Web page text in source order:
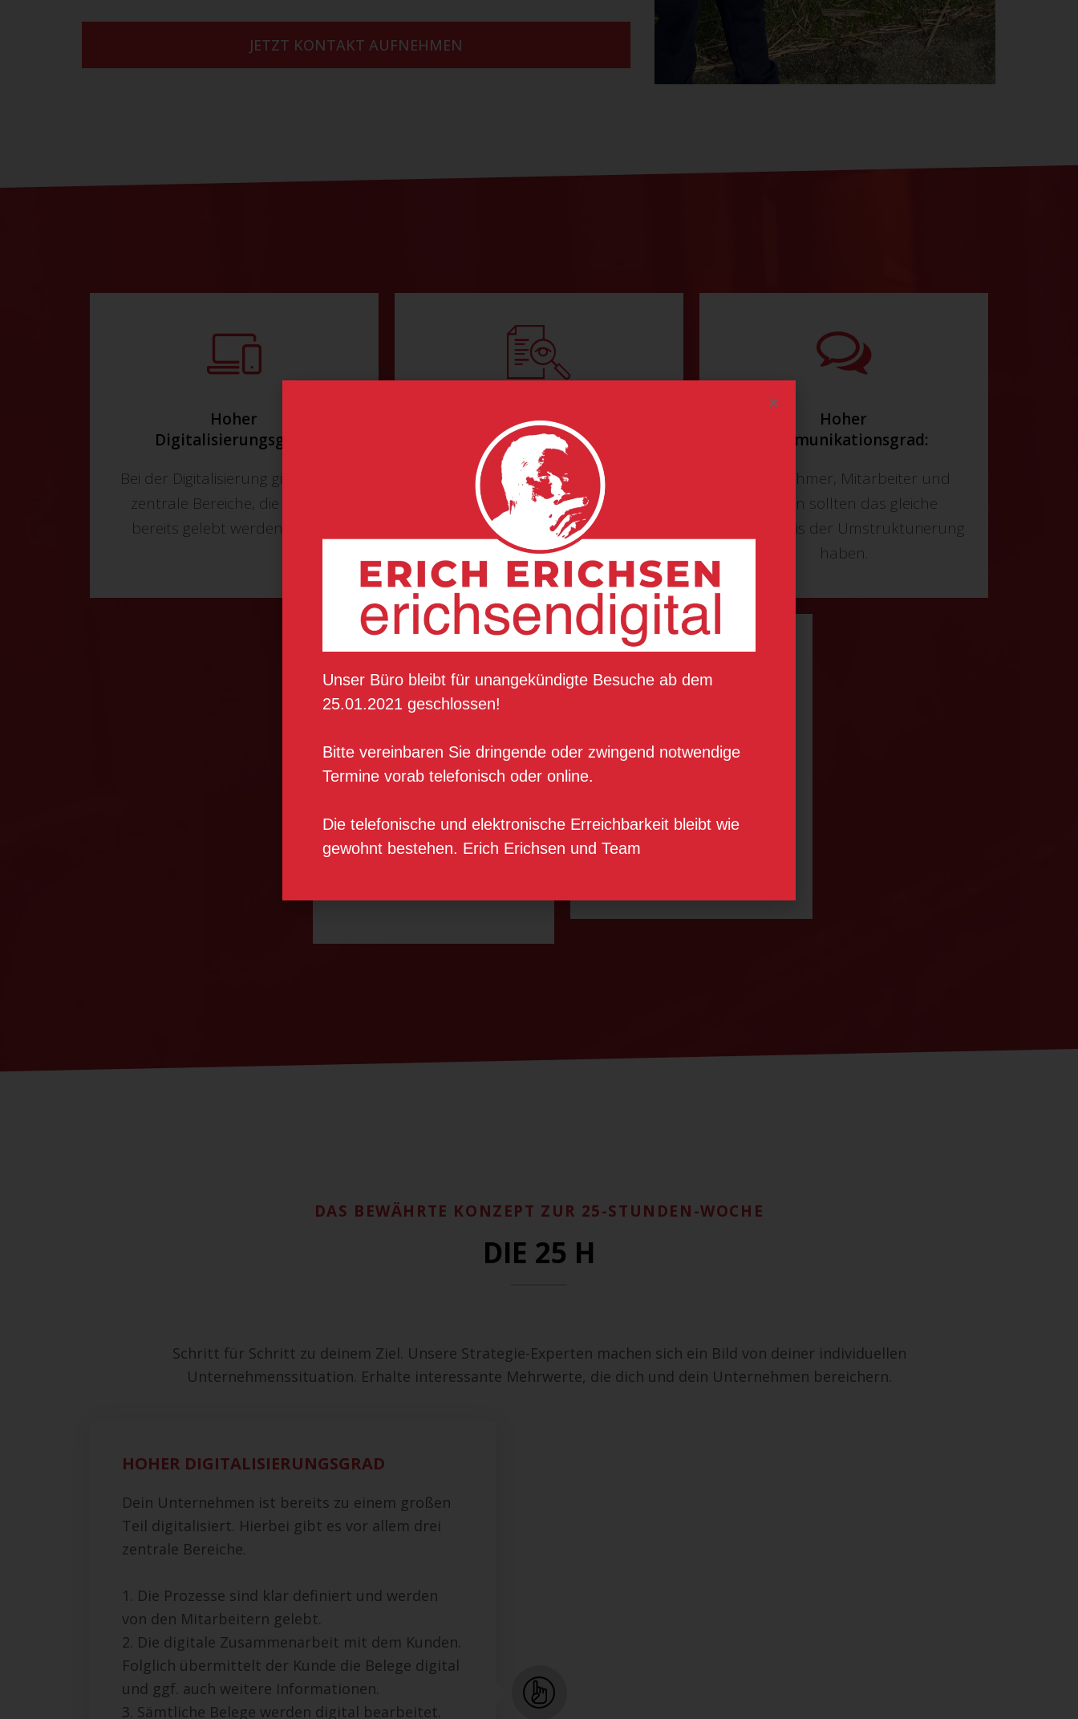
JETZT KONTAKT AUFNEHMEN
Hoher
Digitalisierungsgrad:
Bei der Digitalisierung gibt es drei
zentrale Bereiche, die zu 80 %
bereits gelebt werden sollten.
Hoher
Arbeitsstrukturgrad:
Die Arbeitsabläufe in deinem
Unternehmen sollten stets
reflektiert und optimiert werden.
Hoher
Kommunikationsgrad:
Unternehmer, Mitarbeiter und
Kunden sollten das gleiche
Verständnis der Umstrukturierung
haben.
identifizierungsgrad
Verbundenheit vorhanden
sein, die Veränderungen
Nehmerqualitäten:
müssen zusammen als Team
gemeistert werden.
DAS BEWÄHRTE KONZEPT ZUR 25-STUNDEN-WOCHE
DIE 25 H
Schritt für Schritt zu deinem Ziel. Unsere Strategie-Experten machen sich ein Bild von deiner individuellen
Unternehmenssituation. Erhalte interessante Mehrwerte, die dich und dein Unternehmen bereichern.
HOHER DIGITALISIERUNGSGRAD
Dein Unternehmen ist bereits zu einem großen
Teil digitalisiert. Hierbei gibt es vor allem drei
zentrale Bereiche.
1. Die Prozesse sind klar definiert und werden
von den Mitarbeitern gelebt.
2. Die digitale Zusammenarbeit mit dem Kunden.
Folglich übermittelt der Kunde die Belege digital
und ggf. auch weitere Informationen.
3. Sämtliche Belege werden digital bearbeitet.
Unser Büro bleibt für unangekündigte Besuche ab dem
25.01.2021 geschlossen!
Bitte vereinbaren Sie dringende oder zwingend notwendige
Termine vorab telefonisch oder online.
Die telefonische und elektronische Erreichbarkeit bleibt wie
gewohnt bestehen. Erich Erichsen und Team